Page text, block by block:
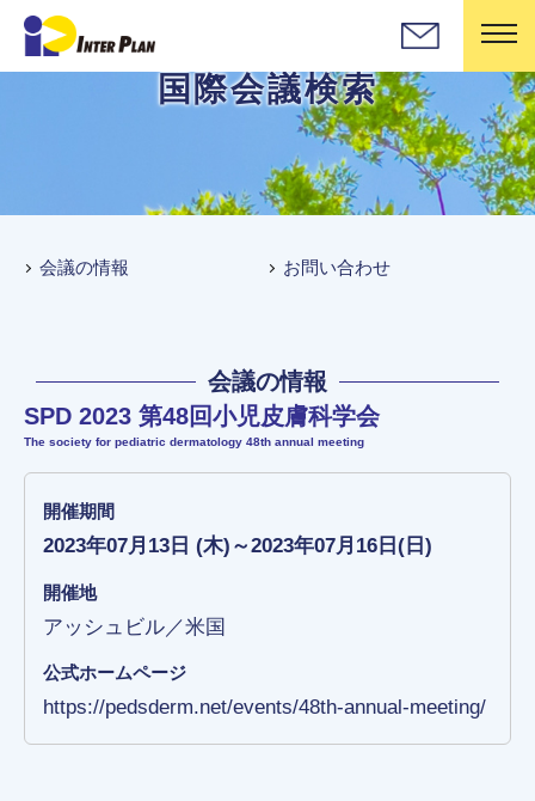
国際会議検索
会議の情報 お問い合わせ
会議の情報
SPD 2023 第48回小児皮膚科学会
The society for pediatric dermatology 48th annual meeting
開催期間
2023年07月13日 (木)～2023年07月16日(日)
開催地
アッシュビル／米国
公式ホームページ
https://pedsderm.net/events/48th-annual-meeting/